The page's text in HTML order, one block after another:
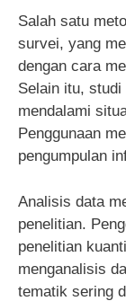
Salah satu
survei, yang
dengan cara
Selain itu,
mendalami
Penggunaan
pengumpulan
Analisis data
penelitian.
penelitian
menganalisis
tematik sering